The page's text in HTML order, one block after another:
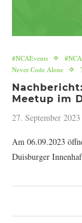
#NCAEvents
Never Code Alone
Meetup im
27. September 2023
Am 06.09.2023
Duisburger